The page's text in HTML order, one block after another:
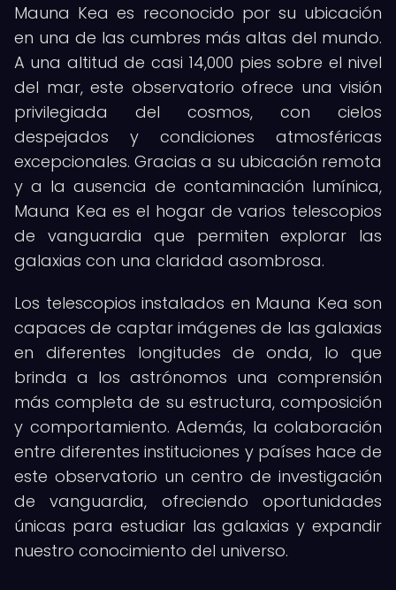
Mauna Kea es reconocido por su ubicación
en una de las cumbres más altas del mundo.
A una altitud de casi 14,000 pies sobre el nivel
del mar, este observatorio ofrece una visión
privilegiada del cosmos, con cielos
despejados y condiciones atmosféricas
excepcionales. Gracias a su ubicación remota
y a la ausencia de contaminación lumínica,
Mauna Kea es el hogar de varios telescopios
de vanguardia que permiten explorar las
galaxias con una claridad asombrosa.
Los telescopios instalados en Mauna Kea son
capaces de captar imágenes de las galaxias
en diferentes longitudes de onda, lo que
brinda a los astrónomos una comprensión
más completa de su estructura, composición
y comportamiento. Además, la colaboración
entre diferentes instituciones y países hace de
este observatorio un centro de investigación
de vanguardia, ofreciendo oportunidades
únicas para estudiar las galaxias y expandir
nuestro conocimiento del universo.